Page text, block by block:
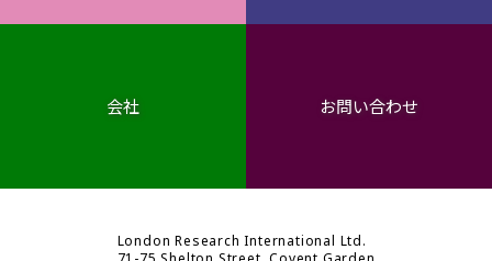
会社 お問い合わせ
London Research International Ltd.